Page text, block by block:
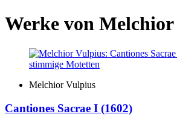
Werke von
Melchior Vulpius
Cantiones Sacrae I (1602)